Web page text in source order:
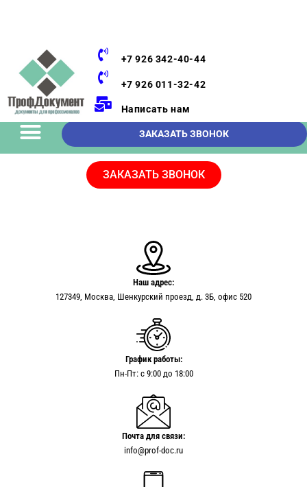
+7 926 342-40-44
+7 926 011-32-42
Написать нам
ЗАКАЗАТЬ ЗВОНОК
ЗАКАЗАТЬ ЗВОНОК
Наш адрес:
127349, Москва, Шенкурский проезд, д. 3Б, офис 520
График работы:
Пн-Пт: с 9:00 до 18:00
Почта для связи:
info@prof-doc.ru